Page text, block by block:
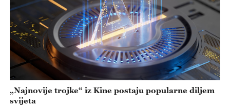
„Najnovije trojke“ iz Kine postaju popularne diljem
svijeta